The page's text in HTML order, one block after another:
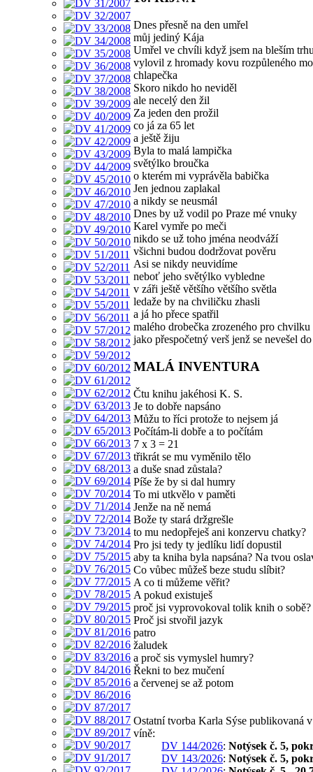
Dnes přesně na den umřel
můj jediný Kája
Umřel ve chvíli když jsem na bleším
vylovil z hromady kovu rozpůleného
chlapečka
Skoro nikdo ho neviděl
ale necelý den žil
Za jeden den prožil
co já za 65 let
a ještě žiju
Byla to malá lampička
světýlko broučka
o kterém mi vyprávěla babička
Jen jednou zaplakal
a nikdy se neusmál
Dnes by už vodil po Praze mé vnuky
Karel vymře po meči
nikdo se už toho jména neodváží
všichni budou dodržovat pověru
Asi se nikdy neuvidíme
neboť jeho světýlko vybledne
v záři ještě většího většího světla
ledaže by na chviličku zhasli
a já ho přece spatřil
malého drobečka zrozeného pro chvilku
jako přespočetný verš jenž se nevešel do
MALÁ INVENTURA
Čtu knihu jakéhosi K. S.
Je to dobře napsáno
Můžu to říci protože to nejsem já
Počítám-li dobře a to počítám
7 x 3 = 21
třikrát se mu vyměnilo tělo
a duše snad zůstala?
Píše že by si dal humry
To mi utkvělo v paměti
Jenže na ně nemá
Bože ty stará držgrešle
to mu nedopřeješ ani konzervu chatky?
Pro jsi tedy ty jedlíku lidí dopustil
aby ta kniha byla napsána? Na tvou
Co vůbec můžeš beze studu slíbit?
A co ti můžeme věřit?
A pokud existuješ
proč jsi vyprovokoval tolik knih o sobě?
Proč jsi stvořil jazyk
patro
žaludek
a proč sis vymyslel humry?
Řekni to bez mučení
a červenej se až potom
Ostatní tvorba Karla Sýse publikovaná
víně:
DV 144/2026: Notýsek č. 5,
DV 143/2026: Notýsek č. 5,